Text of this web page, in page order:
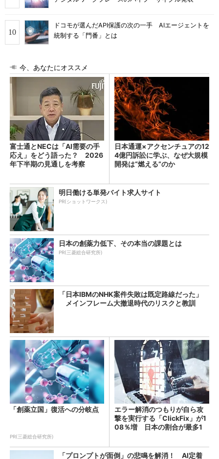
ドコモが選んだAPI保護の次の一手 AIエージェントを
統制する「門番」とは
今、あなたにオススメ
富士通とNECは「AI需要の手
応え」をどう語った？ 2026
年下半期の見通しを考察
日本通運×アクセンチュアの12
4億円訴訟に学ぶ、なぜ大規模
開発は“燃える”のか
明日働ける単発バイト求人サイト
PR(ショットワークス)
日本の創薬力低下、その本当の課題とは
PR(三菱総合研究所)
「日本IBMのNHK案件失敗は既定路線だった」
メインフレーム大撤退時代のリスクと教訓
「創薬立国」復活への分岐点
PR(三菱総合研究所)
エラー解消のつもりが自ら攻
撃を実行する「ClickFix」が1
08％増 日本の割合が最多1
「プロンプトが面倒」の悲鳴を解消！ AI定着